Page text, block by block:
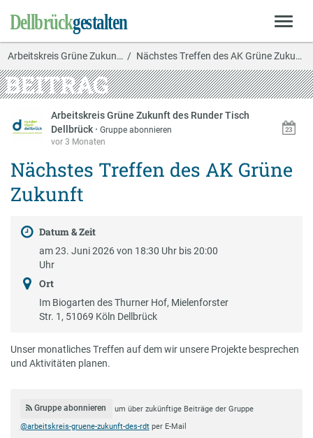
Arbeitskreis Grüne Zukun… Nächstes Treffen des AK Grüne Zukunft
BEITRAG
Arbeitskreis Grüne Zukunft des Runder Tisch
Dellbrück ·Gruppe abonnieren
vor 3 Monaten
Nächstes Treffen des AK Grüne
Zukunft
Datum & Zeit
am 23. Juni 2026 von 18:30 Uhr bis 20:00
Uhr
Ort
Im Biogarten des Thurner Hof, Mielenforster
Str. 1, 51069 Köln Dellbrück
Unser monatliches Treffen auf dem wir unsere Projekte besprechen
und Aktivitäten planen.
Gruppe abonnieren
um über zukünftige Beiträge der Gruppe
@arbeitskreis-gruene-zukunft-des-rdtper E-Mail